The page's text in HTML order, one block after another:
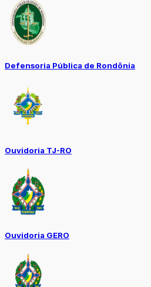
Defensoria Pública de Rondônia
Ouvidoria TJ-RO
Ouvidoria GERO